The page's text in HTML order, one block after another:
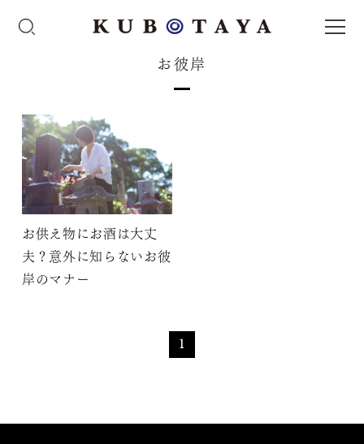
お彼岸
お供え物にお酒は大丈
夫？意外に知らないお彼
岸のマナー
1